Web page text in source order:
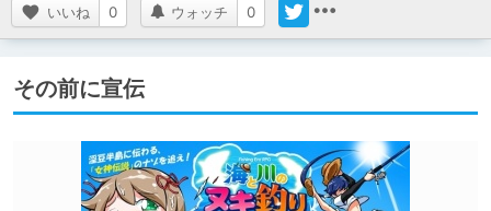
いいね 0 ウォッチ 0
その前に宣伝